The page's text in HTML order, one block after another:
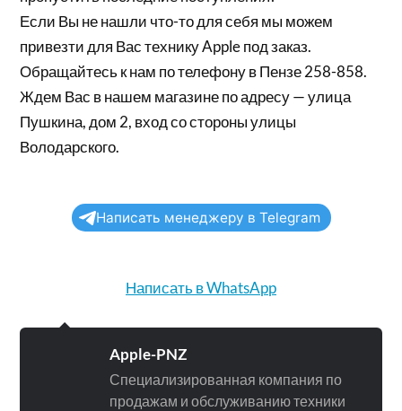
Если Вы не нашли что-то для себя мы можем
привезти для Вас технику Apple под заказ.
Обращайтесь к нам по телефону в Пензе 258-858.
Ждем Вас в нашем магазине по адресу — улица
Пушкина, дом 2, вход со стороны улицы
Володарского.
Написать менеджеру в Telegram
Написать в WhatsApp
Apple-PNZ
Специализированная компания по
продажам и обслуживанию техники